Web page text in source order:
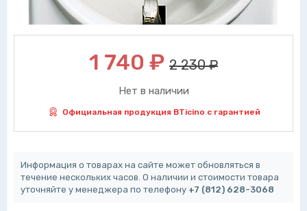
1 740 ₽ 2 230 ₽
Нет в наличии
Официальная продукция BTicino с гарантией
Информация о товарах на сайте может обновляться в
течение нескольких часов. О наличии и стоимости товара
уточняйте у менеджера по телефону +7 (812) 628-3068